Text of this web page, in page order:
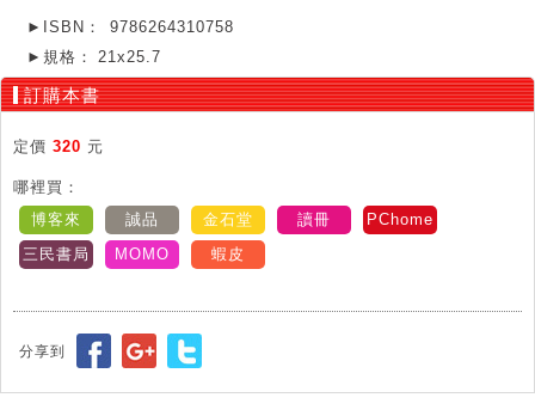
►ISBN：
9786264310758
►規格：
21x25.7
訂購本書
定價 320 元
哪裡買：
博客來
誠品 金石堂 讀冊
PChome
三民書局
MOMO 蝦皮
分享到